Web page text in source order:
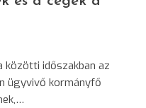
közötti időszakban az
ügyvivő kormányfő